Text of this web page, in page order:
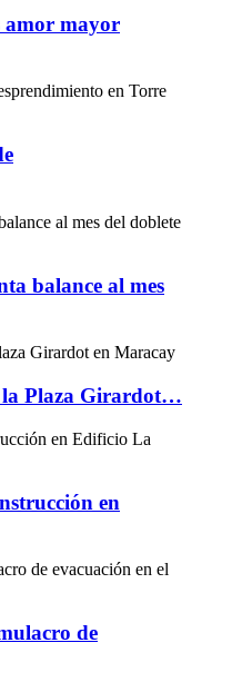
amor mayor
balance al mes
la Plaza Girardot…
en
de